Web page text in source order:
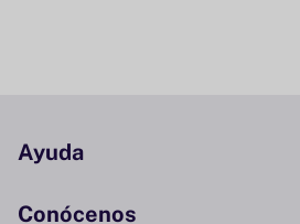
Ayuda
Conócenos